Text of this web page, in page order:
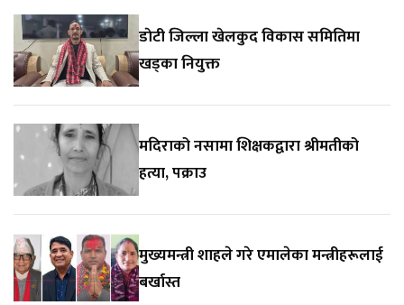
डाेटी जिल्ला खेलकुद विकास समितिमा
खड्का नियुक्त
मदिराको नसामा शिक्षकद्वारा श्रीमतीको
हत्या, पक्राउ
मुख्यमन्त्री शाहले गरे एमालेका मन्त्रीहरूलाई
बर्खास्त